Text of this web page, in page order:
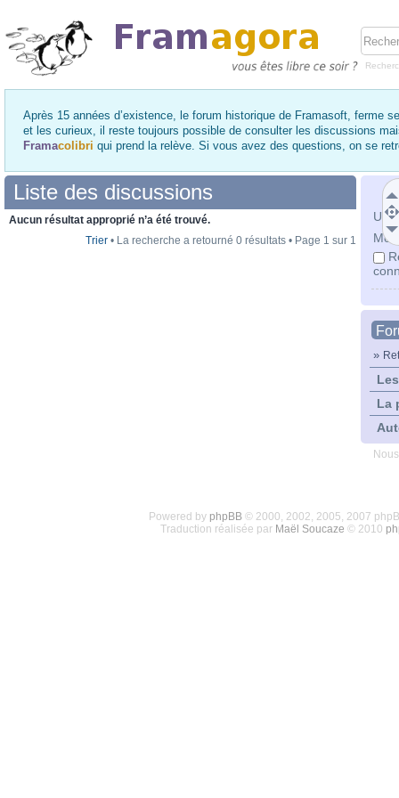
Après 15 années d’existence, le forum historique de Framasoft, ferme
et les curieux, il reste toujours possible de consulter les discussions
Framacolibri qui prend la relève. Si vous avez des questions, on se
Mot
»
La
Liste des discussions
Aucun résultat approprié n’a été trouvé.
Trier • La recherche a retourné 0 résultats • Page 1 sur 1
Powered by phpBB© 2000, 2002, 2005, 2007
Traduction réalisée par Maël Soucaze © 2010